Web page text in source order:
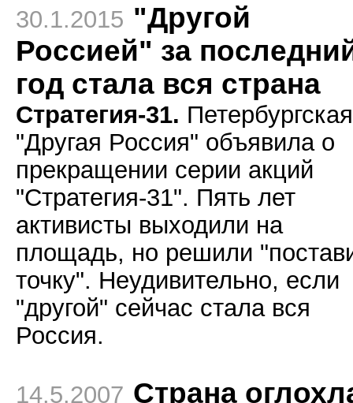
30.1.2015 "Другой
Россией" за
год стала вся страна
Стратегия-31. Петербургская
"Другая Россия" объявила о
прекращении серии акций
"Стратегия-31". Пять лет
активисты выходили на
площадь, но решили
точку". Неудивительно, если
"другой" сейчас стала вся
Россия.
14.5.2007 Страна